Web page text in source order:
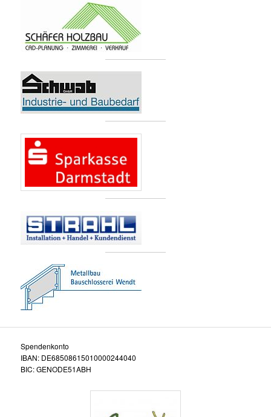
Spendenkonto
IBAN: DE68508615010000244040
BIC: GENODE51ABH